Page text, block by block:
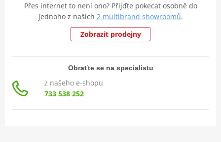
Přes internet to není ono? Přijďte pokecat osobně do
jednoho z našich 2 multibrand showroomů.
Zobrazit prodejny
Obraťte se na specialistu
z našeho e-shopu
733 538 252